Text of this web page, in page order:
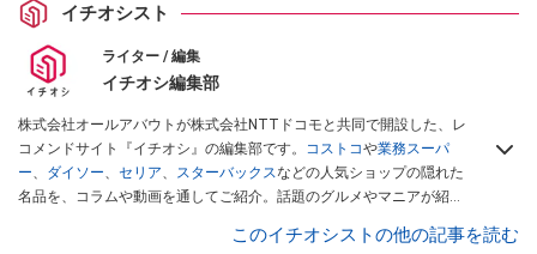
イチオシスト
ライター / 編集
イチオシ編集部
株式会社オールアバウトが株式会社NTTドコモと共同で開設した、レ
コメンドサイト『イチオシ』の編集部です。 コストコや業務スーパ
ー、 ダイソー、 セリア、 スターバックスなどの人気ショップの隠れた
名品を、コラムや動画を通してご紹介。話題のグルメやマニアが紹介
インフルエンサーが実際に使用してレビューしています。毎日トレン
このイチオシストの他の記事を読む